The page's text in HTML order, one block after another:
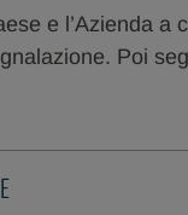
e l’Azienda a
Poi